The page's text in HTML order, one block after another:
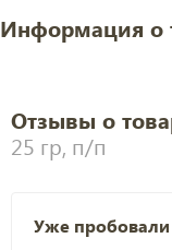
Информация о
Отзывы о
25 гр, п/п
Уже пробовали